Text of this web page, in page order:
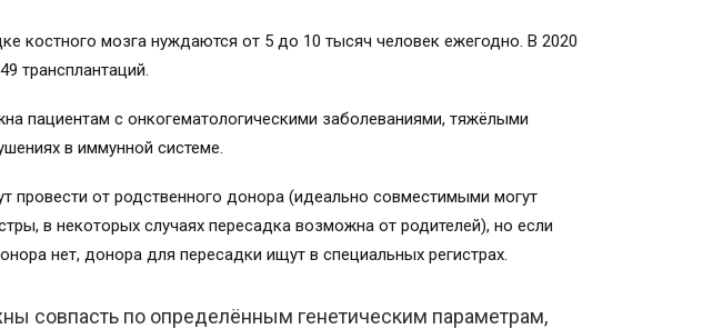
костного мозга нуждаются от 5 до 10 тысяч человек ежегодно. В 2020
трансплантаций.
пациентам с онкогематологическими заболеваниями, тяжёлыми
в иммунной системе.
провести от родственного донора (идеально совместимыми могут
в некоторых случаях пересадка возможна от родителей), но если
нет, донора для пересадки ищут в специальных регистрах.
совпасть по определённым генетическим параметрам,